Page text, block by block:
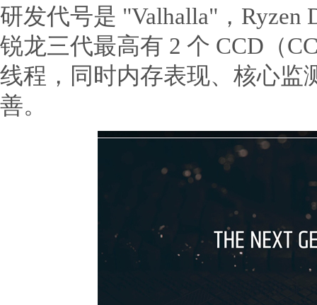
研发代号是 "Valhalla"，
锐龙三代最高有 2 个 CCD（
线程，同时内存表现、核心监
善。